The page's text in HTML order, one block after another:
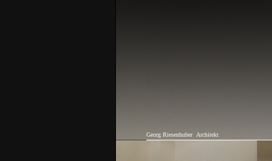
Georg Riesenhuber Architekt